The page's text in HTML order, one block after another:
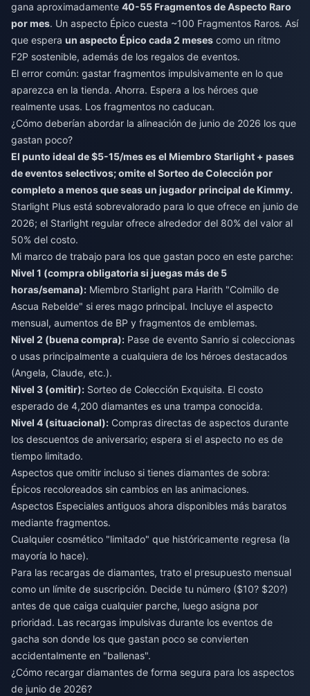
gana aproximadamente 40-55 Fragmentos de Aspecto Raro
por mes. Un aspecto Épico cuesta ~100 Fragmentos Raros. Así
que espera un aspecto Épico cada 2 meses como un ritmo
F2P sostenible, además de los regalos de eventos.
El error común: gastar fragmentos impulsivamente en lo que
aparezca en la tienda. Ahorra. Espera a los héroes que
realmente usas. Los fragmentos no caducan.
¿Cómo deberían abordar la alineación de junio de 2026 los que
gastan poco?
El punto ideal de $5-15/mes es el Miembro Starlight + pases
de eventos selectivos; omite el Sorteo de Colección por
completo a menos que seas un jugador principal de Kimmy.
Starlight Plus está sobrevalorado para lo que ofrece en junio de
2026; el Starlight regular ofrece alrededor del 80% del valor al
50% del costo.
Mi marco de trabajo para los que gastan poco en este parche:
Nivel 1 (compra obligatoria si juegas más de 5
horas/semana): Miembro Starlight para Harith "Colmillo de
Ascua Rebelde" si eres mago principal. Incluye el aspecto
mensual, aumentos de BP y fragmentos de emblemas.
Nivel 2 (buena compra): Pase de evento Sanrio si coleccionas
o usas principalmente a cualquiera de los héroes destacados
(Angela, Claude, etc.).
Nivel 3 (omitir): Sorteo de Colección Exquisita. El costo
esperado de 4,200 diamantes es una trampa conocida.
Nivel 4 (situacional): Compras directas de aspectos durante
los descuentos de aniversario; espera si el aspecto no es de
tiempo limitado.
Aspectos que omitir incluso si tienes diamantes de sobra:
Épicos recoloreados sin cambios en las animaciones.
Aspectos Especiales antiguos ahora disponibles más baratos
mediante fragmentos.
Cualquier cosmético "limitado" que históricamente regresa (la
mayoría lo hace).
Para las recargas de diamantes, trato el presupuesto mensual
como un límite de suscripción. Decide tu número ($10? $20?)
antes de que caiga cualquier parche, luego asigna por
prioridad. Las recargas impulsivas durante los eventos de
gacha son donde los que gastan poco se convierten
accidentalmente en "ballenas".
¿Cómo recargar diamantes de forma segura para los aspectos
de junio de 2026?